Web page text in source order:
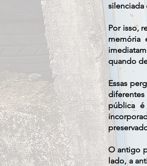
silenciada
Por isso,
memória
quando
Essas
diferentes
pública é
O antigo
lado, a